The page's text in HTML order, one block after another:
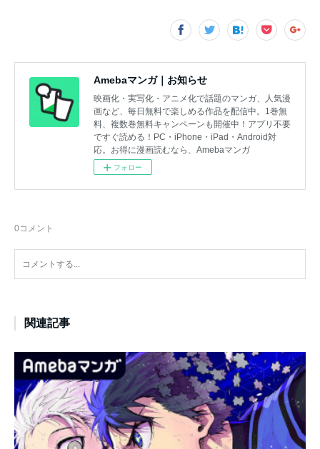
Amebaマンガ｜お知らせ
映画化・実写化・アニメ化で話題のマンガ、人気漫
画など、毎日無料で楽しめる作品を配信中。1巻無
料、複数巻無料キャンペーンも開催中！アプリ不要
ですぐ読める！PC・iPhone・iPad・Android対
応。お得に漫画読むなら、Amebaマンガ
フォロー
0コメント
関連記事